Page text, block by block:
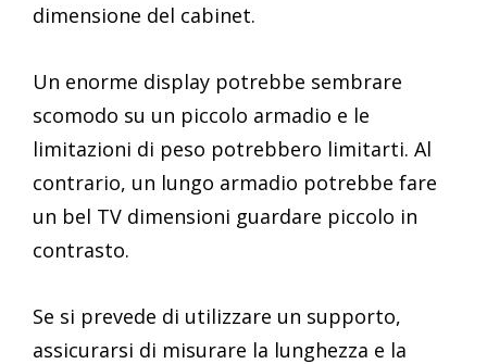
dimensione del cabinet.
Un enorme display potrebbe sembrare
scomodo su un piccolo armadio e le
limitazioni di peso potrebbero limitarti. Al
contrario, un lungo armadio potrebbe fare
un bel TV dimensioni guardare piccolo in
contrasto.
Se si prevede di utilizzare un supporto,
assicurarsi di misurare la lunghezza e la